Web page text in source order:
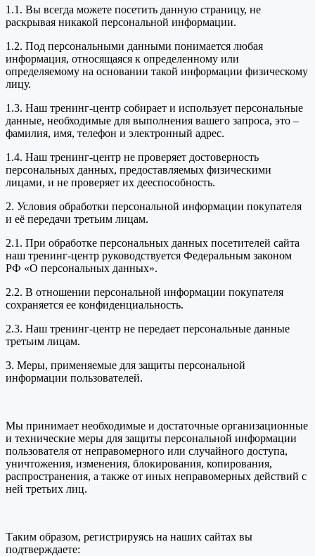
1.1. Вы всегда можете посетить данную страницу, не
раскрывая никакой персональной информации.
1.2. Под персональными данными понимается любая
информация, относящаяся к определенному или
определяемому на основании такой информации физическому
лицу.
1.3. Наш тренинг-центр собирает и использует персональные
данные, необходимые для выполнения вашего запроса, это –
фамилия, имя, телефон и электронный адрес.
1.4. Наш тренинг-центр не проверяет достоверность
персональных данных, предоставляемых физическими
лицами, и не проверяет их дееспособность.
2. Условия обработки персональной информации покупателя
и её передачи третьим лицам.
2.1. При обработке персональных данных посетителей сайта
наш тренинг-центр руководствуется Федеральным законом
РФ «О персональных данных».
2.2. В отношении персональной информации покупателя
сохраняется ее конфиденциальность.
2.3. Наш тренинг-центр не передает персональные данные
третьим лицам.
3. Меры, применяемые для защиты персональной
информации пользователей.
Мы принимает необходимые и достаточные организационные
и технические меры для защиты персональной информации
пользователя от неправомерного или случайного доступа,
уничтожения, изменения, блокирования, копирования,
распространения, а также от иных неправомерных действий с
ней третьих лиц.
Таким образом, регистрируясь на наших сайтах вы
подтверждаете: